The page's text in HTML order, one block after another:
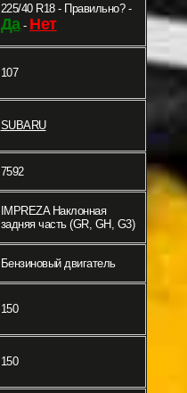
225/40 R18 - Правильно? -
Да- Нет
107
SUBARU
7592
IMPREZA Наклонная
задняя часть (GR, GH, G3)
Бензиновый двигатель
150
150